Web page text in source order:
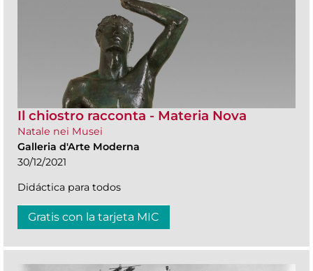
Il chiostro racconta - Materia Nova
Natale nei Musei
Galleria d'Arte Moderna
30/12/2021
Didáctica para todos
Gratis con la tarjeta MIC